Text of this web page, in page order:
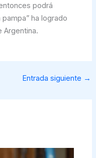
podrá
ha logrado
Argentina.
Entrada siguiente →